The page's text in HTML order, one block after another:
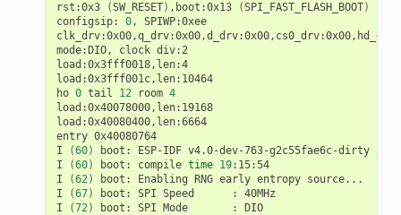
rst:0x3 (SW_RESET) ,boot:0x13 (SPI_FAST_FLASH_BOOT)
configsip:
0,
SPIWP:0xee
mode:DIO,
clock div:2
load:0x3fff0018,len:4
load:0x3fff001c,len:10464
ho 0 tail 12 room 4
load:0x40078000,len:19168
load:0x40080400,len:6664
entry 0x40080764
I
(60) boot: ESP-IDF v4.0-dev-763-g2c55fae6c-dirty
I
(60) boot: compile time 19:15:54
I
(62) boot: Enabling RNG early entropy source...
I
(67) boot: SPI Speed :
40MHz
I
(72) boot: SPI Mode :
DIO